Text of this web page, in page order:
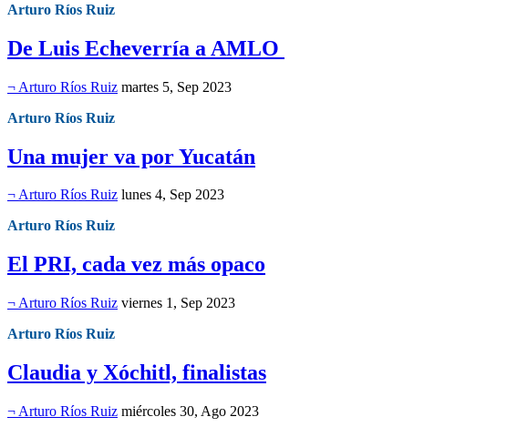
Arturo Ríos Ruiz
De Luis Echeverría a AMLO
¬ Arturo Ríos Ruiz martes 5, Sep 2023
Arturo Ríos Ruiz
Una mujer va por Yucatán
¬ Arturo Ríos Ruiz lunes 4, Sep 2023
Arturo Ríos Ruiz
El PRI, cada vez más opaco
¬ Arturo Ríos Ruiz viernes 1, Sep 2023
Arturo Ríos Ruiz
Claudia y Xóchitl, finalistas
¬ Arturo Ríos Ruiz miércoles 30, Ago 2023